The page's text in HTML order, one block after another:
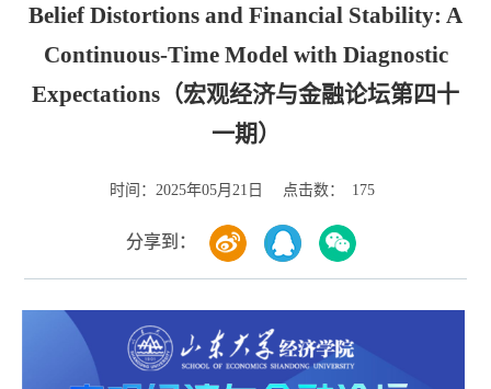
Belief Distortions and Financial Stability: A
Continuous-Time Model with Diagnostic
Expectations（宏观经济与金融论坛第四十
一期）
时间： 2025年05月21日 点击数： 175
分享到：